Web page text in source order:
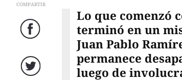
COMPARTIR
Facebook
Twitter
Lo que comenzó
terminó en un
Juan Pablo
permanece
luego de